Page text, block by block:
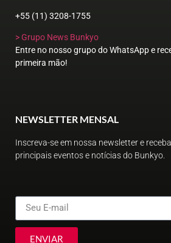
+55 (11) 3208-1755
> Grupo News Bunkyo
Entre no nosso grupo do WhatsApp e
primeira mão!
NEWSLETTER MENSAL
Inscreva-se em nossa newsletter e
principais eventos e notícias do Bunkyo.
ENVIAR